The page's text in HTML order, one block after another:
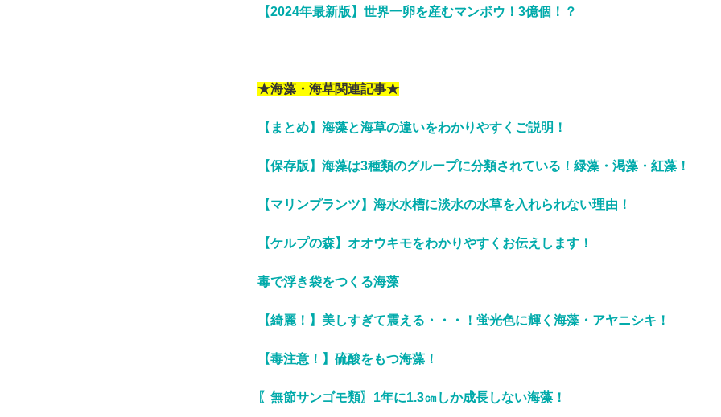
【2024年最新版】世界一卵を産むマンボウ！3億個！？
★海藻・海草関連記事★
【まとめ】海藻と海草の違いをわかりやすくご説明！
【保存版】海藻は3種類のグループに分類されている！緑藻・渇藻・紅藻！
【マリンプランツ】海水水槽に淡水の水草を入れられない理由！
【ケルプの森】オオウキモをわかりやすくお伝えします！
毒で浮き袋をつくる海藻
【綺麗！】美しすぎて震える・・・！蛍光色に輝く海藻・アヤニシキ！
【毒注意！】硫酸をもつ海藻！
〖無節サンゴモ類〗1年に1.3㎝しか成長しない海藻！